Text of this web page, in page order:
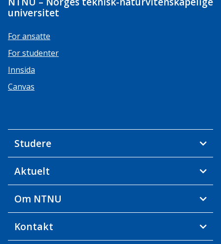
universitet
For ansatte
For studenter
Innsida
Canvas
Studere
Aktuelt
Om NTNU
Kontakt